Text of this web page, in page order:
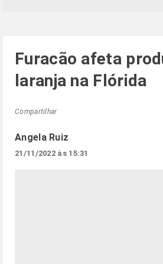
Furacão afeta
laranja na Flórida
Compartilhar
Angela Ruiz
21/11/2022 às 15:31